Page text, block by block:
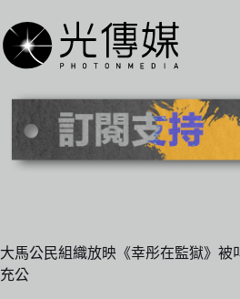
至
主
內
大馬公民組織放映《幸彤在監獄》被
充公